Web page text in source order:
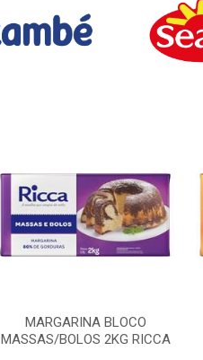
MARGARINA BLOCO
MASSAS/BOLOS 2KG RICCA